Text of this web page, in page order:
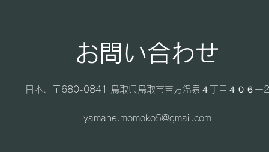
お問い合わせ
日本、〒680-0841 鳥取県鳥取市吉方温泉４丁目４０６ー2
yamane.momoko5@gmail.com